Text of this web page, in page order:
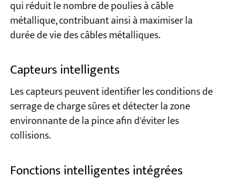
qui réduit le nombre de poulies à câble
métallique, contribuant ainsi à maximiser la
durée de vie des câbles métalliques.
Capteurs intelligents
Les capteurs peuvent identifier les conditions de
serrage de charge sûres et détecter la zone
environnante de la pince afin d'éviter les
collisions.
Fonctions intelligentes intégrées